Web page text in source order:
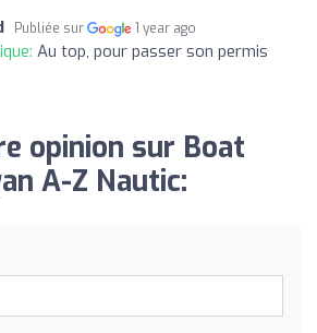
Publiée sur 1 year ago
Au top, pour passer son permis
opinion sur Boat
A-Z Nautic: